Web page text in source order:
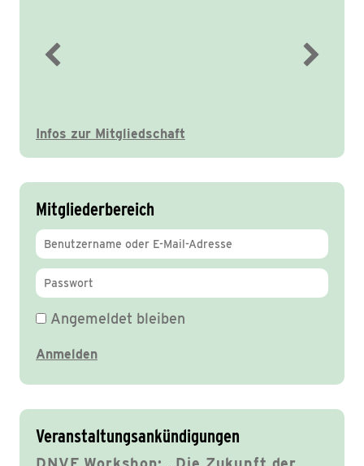
Infos zur Mitgliedschaft
Mitgliederbereich
Angemeldet bleiben
Veranstaltungsankündigungen